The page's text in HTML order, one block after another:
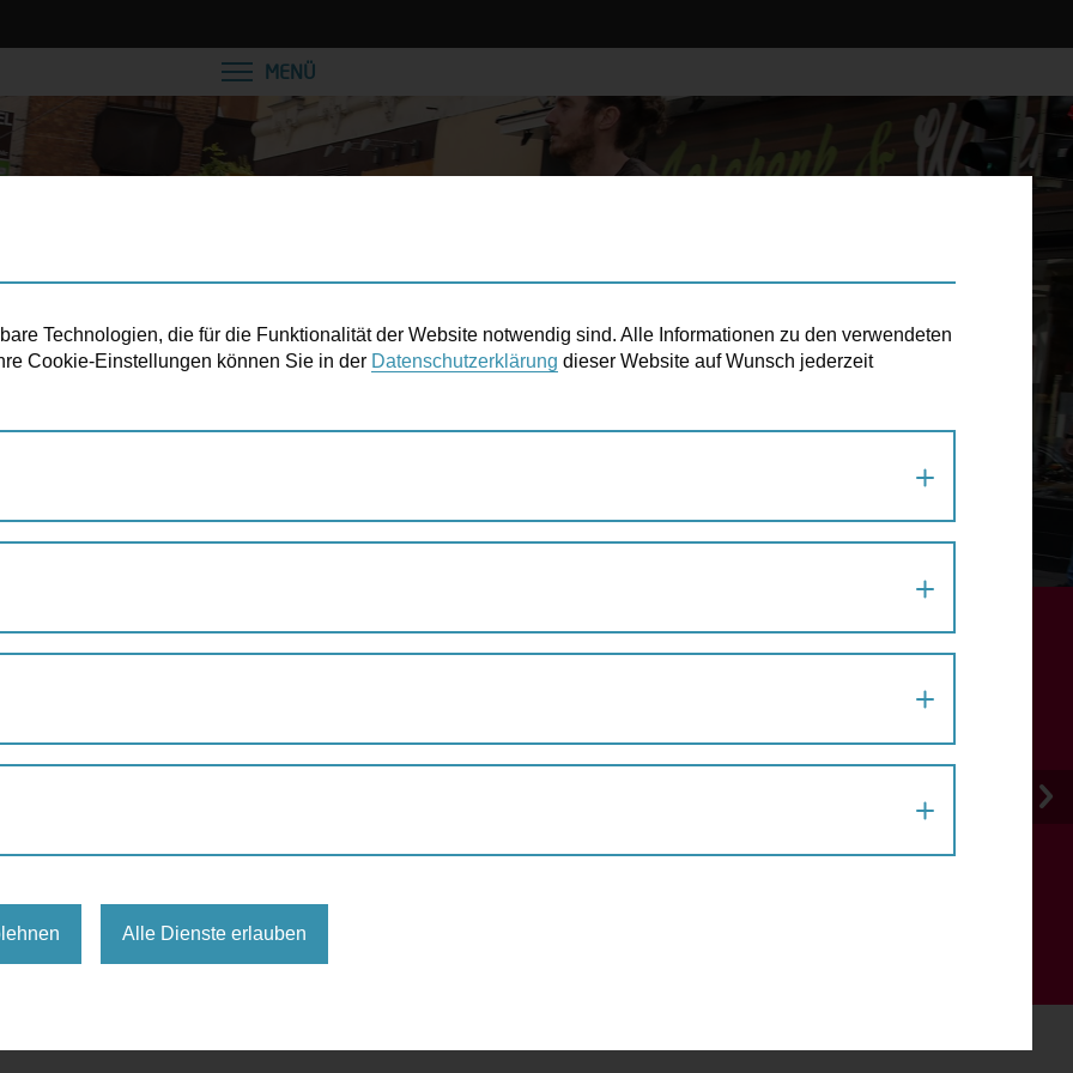
MENÜ
WIEN
in die neue Wohnung transportieren oder die Kinder zum Spielplatz bringen: Ein Transportfahrrad
können kostenlos ausgeborgt werden. Derzeit kann aus 11 Cargo Bikes an Standorten in ganz Wien
Technologien, die für die Funktionalität der Website notwendig sind. Alle Informationen zu den verwendeten
Cookie-Einstellungen können Sie in der Datenschutzerklärung dieser Website auf Wunsch jederzeit
Alle Dienste erlauben